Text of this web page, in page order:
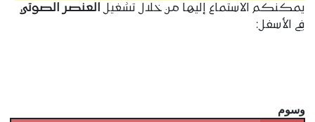
يمكنكم الاستماع إليھا من خلال تشغيل العنصر الصوتي
في الأسفل:
وسوم